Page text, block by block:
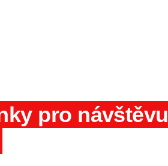
pro návštěvu